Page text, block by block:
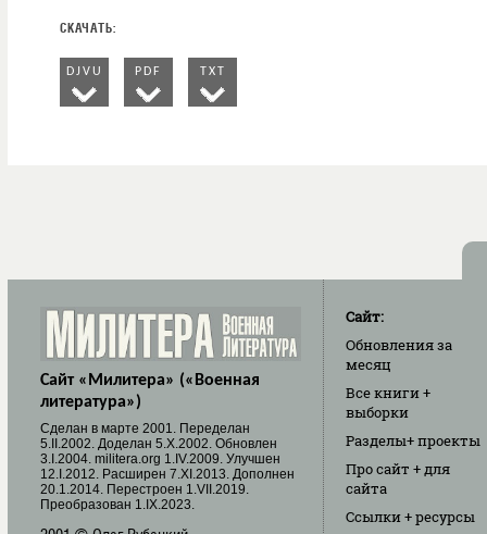
DJVU PDF TXT
Сайт «Милитера» («Военная
литература»)
Cделан в марте 2001. Переделан
5.II.2002. Доделан 5.X.2002. Обновлен
3.I.2004. militera.org 1.IV.2009. Улучшен
12.I.2012. Расширен 7.XI.2013. Дополнен
20.1.2014. Перестроен 1.VII.2019.
Преобразован 1.IX.2023.
Сайт:
Обновленияза
месяц
Все книги+
выборки
Разделы+ проекты
Про сайт + для
сайта
Ссылки+ ресурсы